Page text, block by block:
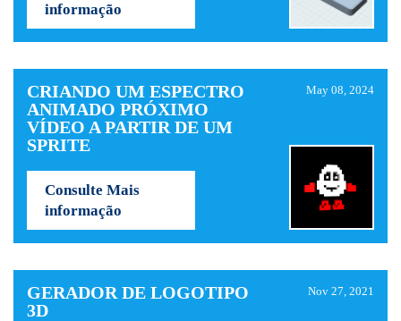
informação
CRIANDO UM ESPECTRO
ANIMADO PRÓXIMO
VÍDEO A PARTIR DE UM
SPRITE
May 08, 2024
Consulte Mais
informação
GERADOR DE LOGOTIPO
3D
Nov 27, 2021